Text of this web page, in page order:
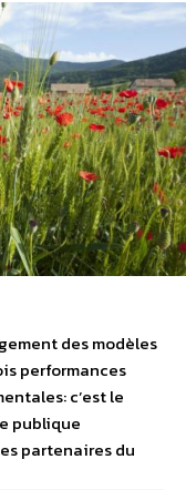
des modèles
performances
c’est le
publique
partenaires du